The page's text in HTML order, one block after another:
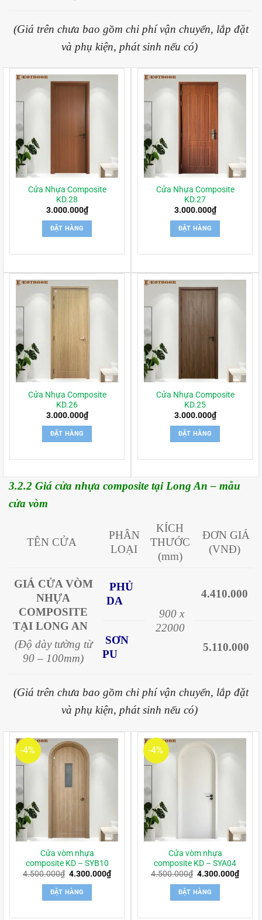
(Giá trên chưa bao gồm chi phí vận chuyển, lắp đặt
và phụ kiện, phát sinh nếu có)
Cửa Nhựa Composite
KD.28
3.000.000₫
ĐẶT HÀNG
Cửa Nhựa Composite
KD.27
3.000.000₫
ĐẶT HÀNG
Cửa Nhựa Composite
KD.26
3.000.000₫
ĐẶT HÀNG
Cửa Nhựa Composite
KD.25
3.000.000₫
ĐẶT HÀNG
3.2.2 Giá cửa nhựa composite tại Long An – mẫu
cửa vòm
TÊN CỬA
PHÂN
LOẠI
KÍCH
THƯỚC
(mm)
ĐƠN GIÁ
(VNĐ)
GIÁ CỬA VÒM
NHỰA
COMPOSITE
TẠI LONG AN
(Độ dày tường từ
90 – 100mm)
PHỦ
DA
900 x
22000
4.410.000
SƠN
PU
5.110.000
(Giá trên chưa bao gồm chi phí vận chuyển, lắp đặt
và phụ kiện, phát sinh nếu có)
-4%
Cửa vòm nhựa
composite KD – SYB10
4.500.000₫ Giá
là:
4.500.000₫.
4.300.000₫Giá
hiện
ĐẶT HÀNG
-4%
Cửa vòm nhựa
composite KD – SYA04
4.500.000₫ Giá
là:
4.500.000₫.
4.300.000₫Giá
hiện
ĐẶT HÀNG